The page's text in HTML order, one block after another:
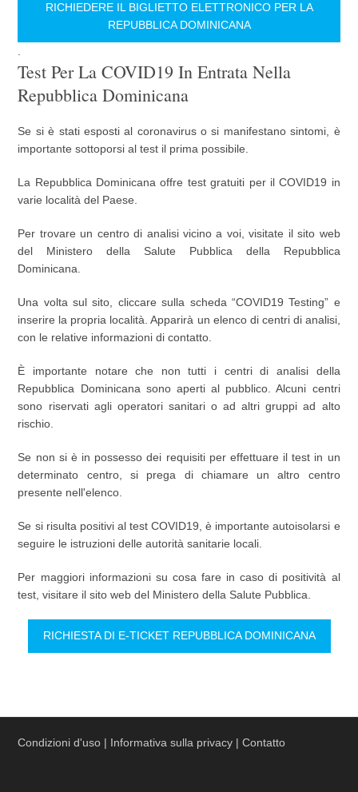
RICHIEDERE IL BIGLIETTO ELETTRONICO PER LA
REPUBBLICA DOMINICANA
Test Per La COVID19 In Entrata Nella
Repubblica Dominicana
Se si è stati esposti al coronavirus o si manifestano sintomi, è
importante sottoporsi al test il prima possibile.
La Repubblica Dominicana offre test gratuiti per il COVID19 in
varie località del Paese.
Per trovare un centro di analisi vicino a voi, visitate il sito web
del Ministero della Salute Pubblica della Repubblica
Dominicana.
Una volta sul sito, cliccare sulla scheda “COVID19 Testing” e
inserire la propria località. Apparirà un elenco di centri di analisi,
con le relative informazioni di contatto.
È importante notare che non tutti i centri di analisi della
Repubblica Dominicana sono aperti al pubblico. Alcuni centri
sono riservati agli operatori sanitari o ad altri gruppi ad alto
rischio.
Se non si è in possesso dei requisiti per effettuare il test in un
determinato centro, si prega di chiamare un altro centro
presente nell'elenco.
Se si risulta positivi al test COVID19, è importante autoisolarsi e
seguire le istruzioni delle autorità sanitarie locali.
Per maggiori informazioni su cosa fare in caso di positività al
test, visitare il sito web del Ministero della Salute Pubblica.
RICHIESTA DI E-TICKET REPUBBLICA DOMINICANA
Condizioni d'uso | Informativa sulla privacy |Contatto